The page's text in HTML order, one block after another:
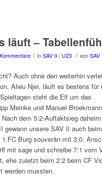
läuft –
/ in SAV II / U23 / von SAV
Auch ohne den weiterhin
Alieu Njei, läuft es bestens für
steht die Elf um das
Meinke und Manuel
dem 5:2-Auftaktsieg
gewann unsere SAV II auch beim
1.FC Burg souverän mit 3:0.
mit sage und schreibe 7:1 vom
ehe zuletzt beim 2:2 beim CF
werden mussten.